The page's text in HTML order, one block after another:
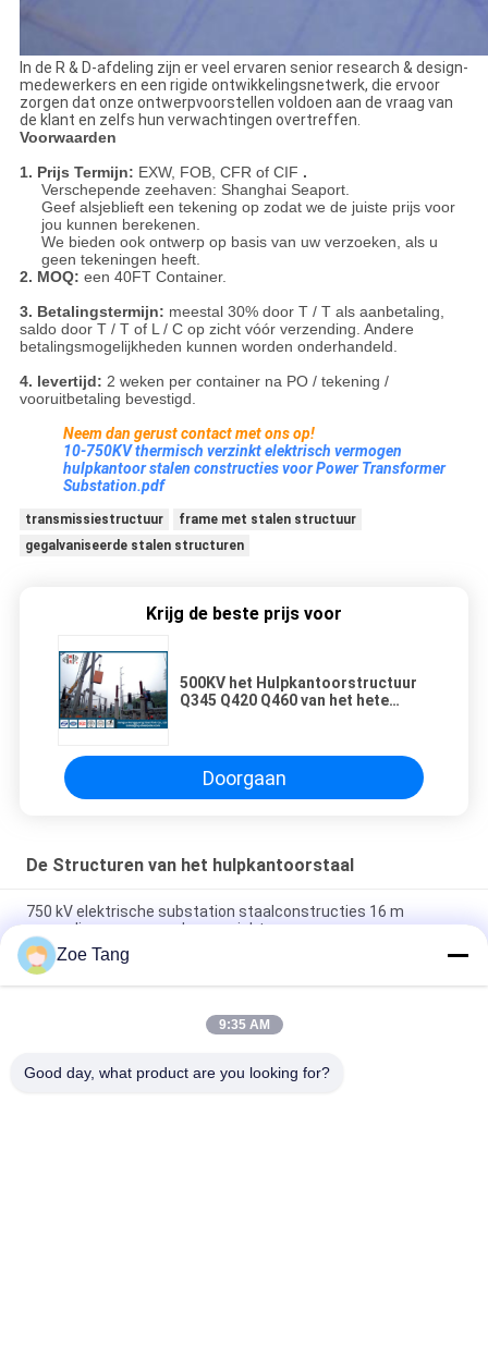
In de R & D-afdeling zijn er veel ervaren senior research & design-
medewerkers en een rigide ontwikkelingsnetwerk, die ervoor
zorgen dat onze ontwerpvoorstellen voldoen aan de vraag van
de klant en zelfs hun verwachtingen overtreffen.
Voorwaarden
1. Prijs Termijn: EXW, FOB, CFR of CIF .
Verschepende zeehaven: Shanghai Seaport.
Geef alsjeblieft een tekening op zodat we de juiste prijs voor
jou kunnen berekenen.
We bieden ook ontwerp op basis van uw verzoeken, als u
geen tekeningen heeft.
2. MOQ: een 40FT Container.
3. Betalingstermijn: meestal 30% door T / T als aanbetaling,
saldo door T / T of L / C op zicht vóór verzending. Andere
betalingsmogelijkheden kunnen worden onderhandeld.
4. levertijd: 2 weken per container na PO / tekening /
vooruitbetaling bevestigd.
Neem dan gerust contact met ons op!
10-750KV thermisch verzinkt elektrisch vermogen
hulpkantoor stalen constructies voor Power Transformer
Substation.pdf
transmissiestructuur
frame met stalen structuur
gegalvaniseerde stalen structuren
Krijg de beste prijs voor
500KV het Hulpkantoorstructuur
Q345 Q420 Q460 van het hete
Doorgaan
De Structuren van het hulpkantoorstaal
750 kV elektrische substation staalconstructies 16 m
eenmalig vormen zonder gewricht
Het elektrohulpkantoor Gegalvaniseerde Lassen van Co2 van
de Staalstructuur
220KV Gemakkelijke Installatie en het Onderhoud van staal de
Zoe Tang
9:35 AM
Good day, what product are you looking for?